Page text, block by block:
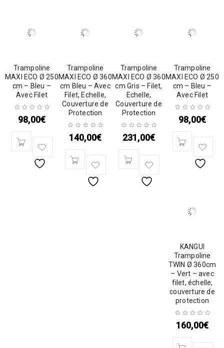
Trampoline
MAXI ECO Ø 250
cm – Bleu –
Avec Filet
98,00€
Trampoline
MAXI ECO Ø 360
cm Bleu – Avec
Filet, Echelle,
Couverture de
Protection
140,00€
Trampoline
MAXI ECO Ø 360
cm Gris – Filet,
Echelle,
Couverture de
Protection
231,00€
Trampoline
MAXI ECO Ø 250
cm – Bleu –
Avec Filet
98,00€
KANGUI
Trampoline
TWIN Ø 360cm
– Vert – avec
filet, échelle,
couverture de
protection
160,00€